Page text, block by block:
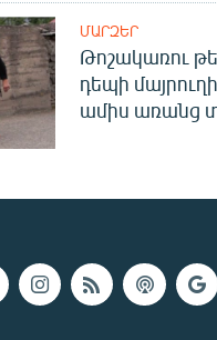
ՄԱՐԶԵՐ
Թոշակառու
դեպի
ամիս առանց